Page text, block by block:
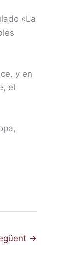
«La
y en
el
→